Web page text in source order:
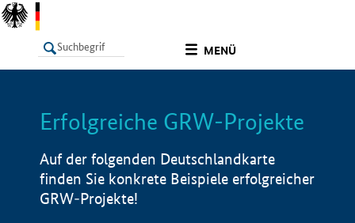
MENÜ
LISTE Info
Erfolgreiche GRW-Projekte
Auf der folgenden Deutschlandkarte
finden Sie konkrete Beispiele erfolgreicher
GRW-Projekte!